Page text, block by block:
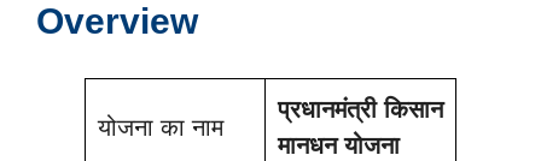
Overview
योजना का नाम
प्रधानमंत्री किसान
मानधन योजना